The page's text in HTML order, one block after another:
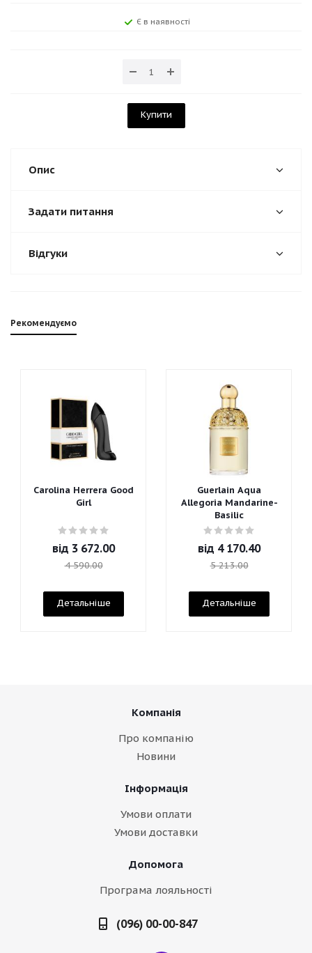
Є в наявності
Купити
Опис
Задати питання
Відгуки
Рекомендуємо
Carolina Herrera Good
Girl
від 3 672.00
4 590.00
Детальніше
Guerlain Aqua
Allegoria Mandarine-
Basilic
від 4 170.40
5 213.00
Детальніше
Компанія
Про компанію
Новини
Інформація
Умови оплати
Умови доставки
Допомога
Програма лояльності
(096) 00-00-847